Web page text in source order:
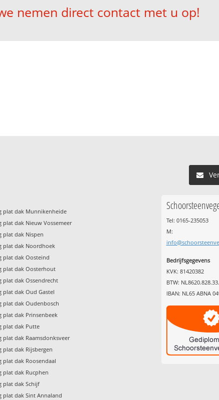
nemen direct contact met u op!
plat dak Munnikenheide
plat dak Nieuw Vossemeer
plat dak Nispen
plat dak Noordhoek
plat dak Oosteind
plat dak Oosterhout
plat dak Ossendrecht
plat dak Oud Gastel
plat dak Oudenbosch
plat dak Prinsenbeek
plat dak Putte
plat dak Raamsdonksveer
plat dak Rijsbergen
plat dak Roosendaal
plat dak Rucphen
plat dak Schijf
plat dak Sint Annaland
Tel: 0165-235053
M:
Bedrijfsgegevens
KVK: 81420382
BTW:
IBAN: NL65 ABNA